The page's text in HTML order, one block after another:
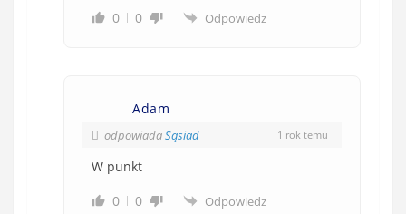
0 0 Odpowiedz
Adam
odpowiadaSąsiad 1 rok temu
W punkt
0
0 Odpowiedz